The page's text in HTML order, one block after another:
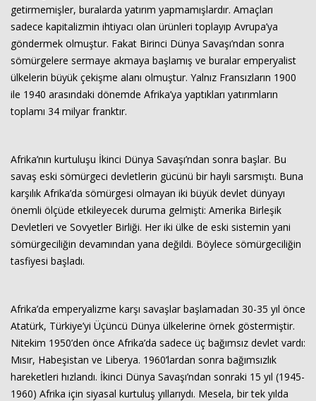
getirmemişler, buralarda yatırım yapmamışlardır. Amaçları
sadece kapitalizmin ihtiyacı olan ürünleri toplayıp Avrupa’ya
göndermek olmuştur. Fakat Birinci Dünya Savaşı’ndan sonra
sömürgelere sermaye akmaya başlamış ve buralar emperyalist
ülkelerin büyük çekişme alanı olmuştur. Yalnız Fransızların 1900
ile 1940 arasındaki dönemde Afrika’ya yaptıkları yatırımların
toplamı 34 milyar franktır.
Afrika’nın kurtuluşu İkinci Dünya Savaşı’ndan sonra başlar. Bu
savaş eski sömürgeci devletlerin gücünü bir hayli sarsmıştı. Buna
karşılık Afrika’da sömürgesi olmayan iki büyük devlet dünyayı
önemli ölçüde etkileyecek duruma gelmişti: Amerika Birleşik
Devletleri ve Sovyetler Birliği. Her iki ülke de eski sistemin yani
sömürgeciliğin devamından yana değildi. Böylece sömürgeciliğin
tasfiyesi başladı.
Afrika’da emperyalizme karşı savaşlar başlamadan 30-35 yıl önce
Atatürk, Türkiye’yi Üçüncü Dünya ülkelerine örnek göstermiştir.
Nitekim 1950’den önce Afrika’da sadece üç bağımsız devlet vardı:
Mısır, Habeşistan ve Liberya. 1960’lardan sonra bağımsızlık
hareketleri hızlandı. İkinci Dünya Savaşı’ndan sonraki 15 yıl (1945-
1960) Afrika için siyasal kurtuluş yıllarıydı. Mesela, bir tek yılda